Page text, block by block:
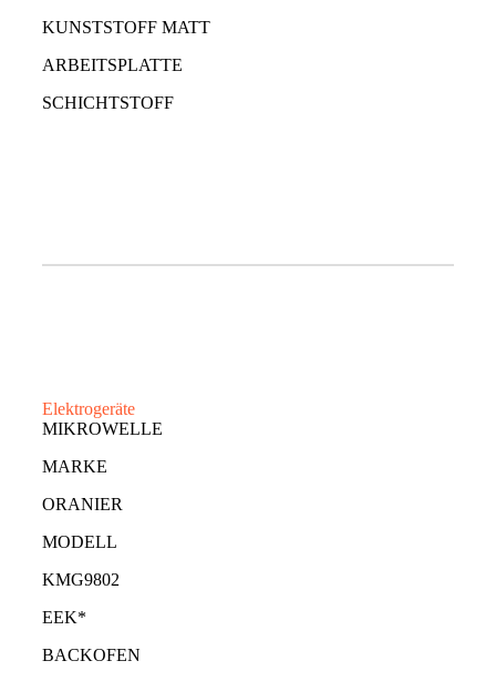
KUNSTSTOFF MATT
ARBEITSPLATTE
SCHICHTSTOFF
Elektrogeräte
MIKROWELLE
MARKE
ORANIER
MODELL
KMG9802
EEK*
BACKOFEN